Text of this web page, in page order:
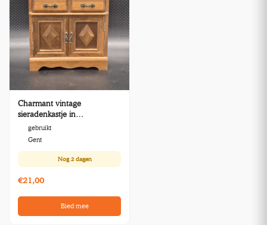
Charmant vintage
sieradenkastje in
secretaresse-stijl – Praktisch
en decoratief
gebruikt
Gent
Nog2 dagen
€21,00
Bied mee